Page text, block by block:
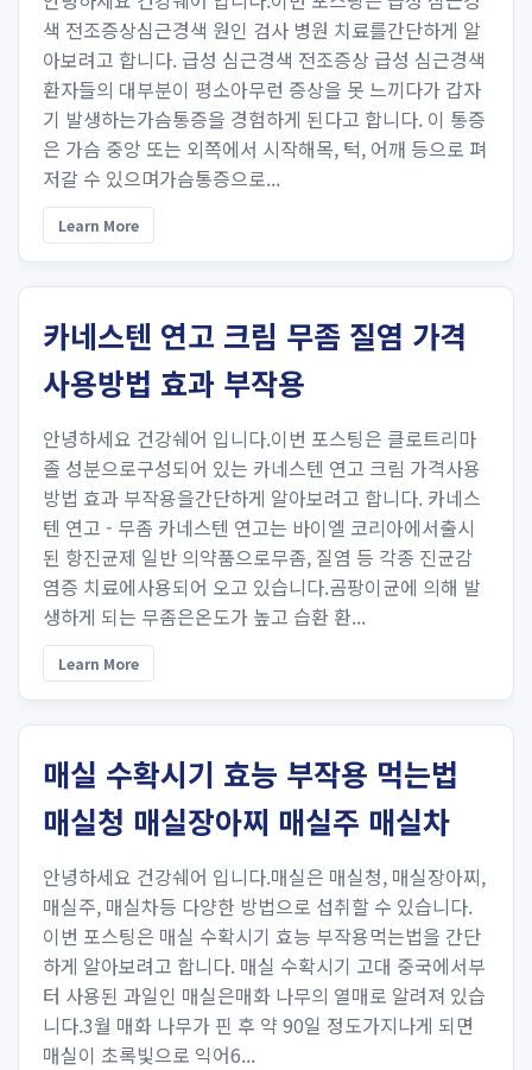
색 전조증상심근경색 원인 검사 병원 치료를간단하게 알
아보려고 합니다. 급성 심근경색 전조증상 급성 심근경색
환자들의 대부분이 평소아무런 증상을 못 느끼다가 갑자
기 발생하는가슴통증을 경험하게 된다고 합니다. 이 통증
은 가슴 중앙 또는 외쪽에서 시작해목, 턱, 어깨 등으로 펴
저갈 수 있으며가슴통증으로...
Learn More
카네스텐 연고 크림 무좀 질염 가격
사용방법 효과 부작용
안녕하세요 건강쉐어 입니다.이번 포스팅은 클로트리마
졸 성분으로구성되어 있는 카네스텐 연고 크림 가격사용
방법 효과 부작용을간단하게 알아보려고 합니다. 카네스
텐 연고 - 무좀 카네스텐 연고는 바이엘 코리아에서출시
된 항진균제 일반 의약품으로무좀, 질염 등 각종 진균감
염증 치료에사용되어 오고 있습니다.곰팡이균에 의해 발
생하게 되는 무좀은온도가 높고 습환 환...
Learn More
매실 수확시기 효능 부작용 먹는법
매실청 매실장아찌 매실주 매실차
안녕하세요 건강쉐어 입니다.매실은 매실청, 매실장아찌,
매실주, 매실차등 다양한 방법으로 섭취할 수 있습니다.
이번 포스팅은 매실 수확시기 효능 부작용먹는법을 간단
하게 알아보려고 합니다. 매실 수확시기 고대 중국에서부
터 사용된 과일인 매실은매화 나무의 열매로 알려져 있습
니다.3월 매화 나무가 핀 후 약 90일 정도가지나게 되면
매실이 초록빛으로 익어6...